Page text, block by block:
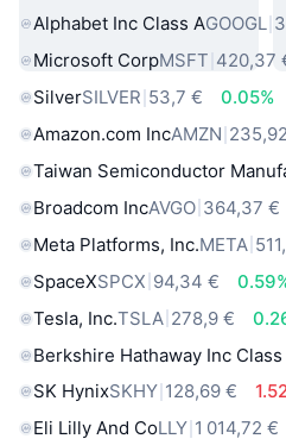
Alphabet Inc Class AGOOGL
Microsoft CorpMSFT 420,37
SilverSILVER 53,7 €
0.05%
Amazon.com IncAMZN
Taiwan Semiconductor
Broadcom IncAVGO 364,37 €
Meta Platforms, Inc.META
SpaceXSPCX 94,34 €
Tesla, Inc.TSLA 278,9 €
Berkshire Hathaway Inc Class
SK HynixSKHY 128,69 €
Eli Lilly And CoLLY 1 014,72 €